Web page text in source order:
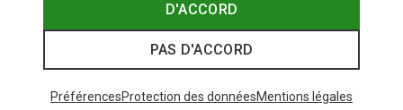
D'ACCORD
PAS D'ACCORD
PréférencesProtection des donnéesMentions légales